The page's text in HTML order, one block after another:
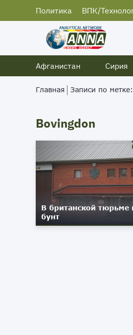
Политика ВПК/
Афганистан
Сирия
Главная Записи по метке:
Bovingdon
В британской тюрьме
бунт